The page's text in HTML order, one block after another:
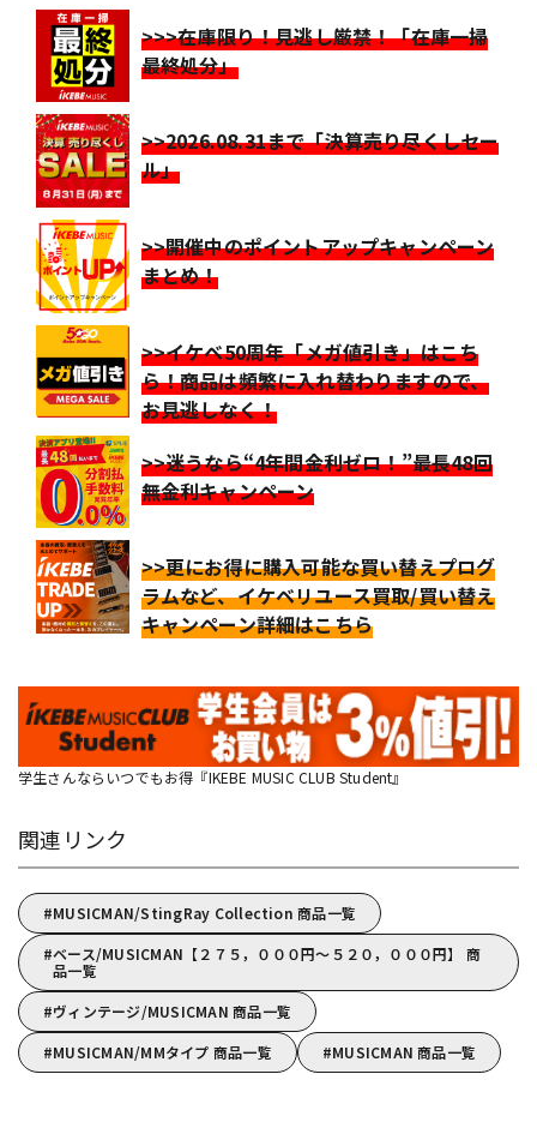
>>>在庫限り！見逃し厳禁！「在庫一掃
最終処分」
>>2026.08.31まで「決算売り尽くしセー
ル」
>>開催中のポイントアップキャンペーン
まとめ！
>>イケベ50周年「メガ値引き」はこち
ら！商品は頻繁に入れ替わりますので、
お見逃しなく！
>>迷うなら“4年間金利ゼロ！”最長48回
無金利キャンペーン
>>更にお得に購入可能な買い替えプログ
ラムなど、イケベリユース買取/買い替え
キャンペーン詳細はこちら
学生さんならいつでもお得『IKEBE MUSIC CLUB Student』
関連リンク
MUSICMAN/StingRay Collection 商品一覧
ベース/MUSICMAN【２７５，０００円～５２０，０００円】 商
品一覧
ヴィンテージ/MUSICMAN 商品一覧
MUSICMAN/MMタイプ 商品一覧
MUSICMAN 商品一覧